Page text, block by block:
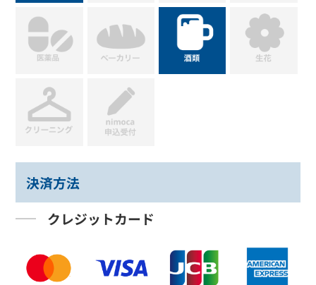
決済方法
クレジットカード